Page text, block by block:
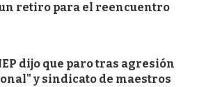
retiro para el reencuentro
dijo que paro tras agresión
y sindicato de maestros